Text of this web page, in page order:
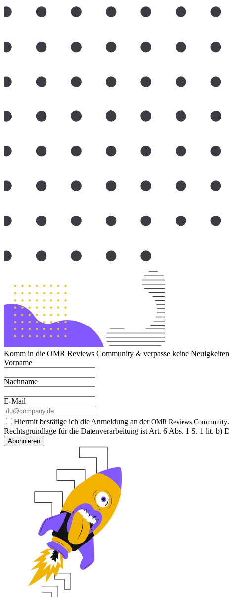
Komm in die OMR Reviews Community & verpasse keine
Vorname
Nachname
E-Mail
Hiermit bestätige ich die Anmeldung an der OMR Reviews Community
Rechtsgrundlage für die Datenverarbeitung ist Art. 6 Abs. 1 S. 1 lit. b)
Abonnieren